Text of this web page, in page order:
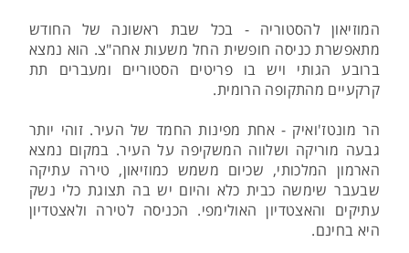
המוזיאון להסטוריה - בכל שבת ראשונה של החודש
מתאפשרת כניסה חופשית החל משעות אחה"צ. הוא נמצא
ברובע הגותי ויש בו פריטים הסטוריים ומעברים תת
קרקעיים מהתקופה הרומית.
הר מונטז'ואיק - אחת מפינות החמד של העיר. זוהי יותר
גבעה מוריקה ושלווה המשקיפה על העיר. במקום נמצא
הארמון המלכותי, שכיום משמש כמוזיאון, טירה עתיקה
שבעבר שימשה כבית כלא והיום יש בה תצוגת כלי נשק
עתיקים והאצטדיון האולימפי. הכניסה לטירה ולאצטדיון
היא בחינם.